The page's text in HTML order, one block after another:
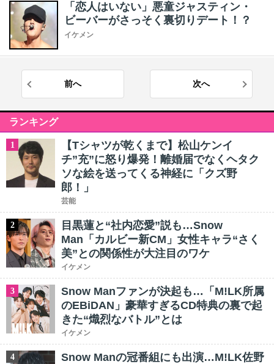
「恋人はいない」悪童ジャスティン・
ビーバーがさっそく裏切りデート！？
イケメン
前へ 次へ
ランキング
1
【Tシャツが乾くまで】松山ケンイ
チ”充”に怒り爆発！離婚届でなくヘタク
ソな絵を送ってくる神経に「クズ野
郎！」
芸能
2
目黒蓮と“社内恋愛”説も…Snow
Man「カルビー新CM」女性キャラ“さく
美”との関係性が大注目のワケ
イケメン
3
Snow Manファンが決起も…「M!LK所属
のEBiDAN」豪華すぎるCD特典の裏で起
きた“熾烈なバトル”とは
イケメン
4 Snow Manの冠番組にも出演…M!LK佐野